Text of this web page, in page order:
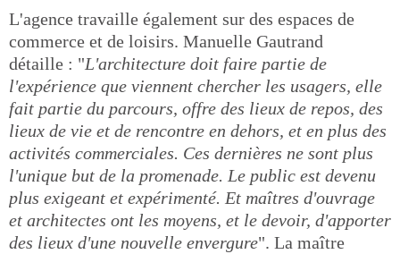
L'agence travaille également sur des espaces de
commerce et de loisirs. Manuelle Gautrand
détaille : "L'architecture doit faire partie de
l'expérience que viennent chercher les usagers, elle
fait partie du parcours, offre des lieux de repos, des
lieux de vie et de rencontre en dehors, et en plus des
activités commerciales. Ces dernières ne sont plus
l'unique but de la promenade. Le public est devenu
plus exigeant et expérimenté. Et maîtres d'ouvrage
et architectes ont les moyens, et le devoir, d'apporter
des lieux d'une nouvelle envergure". La maître